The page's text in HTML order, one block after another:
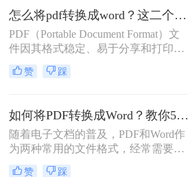
法。那么pdf转word文档怎么免费转
呢？本文将为您详细介绍几种免费的
PDF转Word的方法，让您轻松应对各
种转换需求。
怎么将pdf转换成word？这二个方法让你快速操作!！
PDF（Portable Document Format）文
件因其格式稳定、易于分享和打印的
特点而广受欢迎。然而，当我们需要
编辑或修改其中的文本内容时，PDF
（如.docx或.doc格式）就显得尤为重
要。那么怎么将pdf转换成word呢？下
面，我将详细介绍二种将PDF转换成
Word的方法。
赞 踩
如何将PDF转换成Word？教你5钟快捷格式转换方法！
随着电子文档的普及，PDF和Word作
为两种常用的文件格式，经常需要在
它们之间进行转换。特别是在需要将
赞 踩